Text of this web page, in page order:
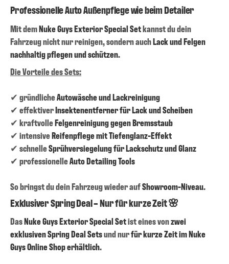
Professionelle Auto Außenpflege wie beim Detailer
Mit demNuke Guys Exterior Special Setkannst du dein
Fahrzeug nicht nur reinigen, sondern auchLack und Felgen
nachhaltig pflegen und schützen.
Die Vorteile des Sets:
✔ gründlicheAutowäsche und Lackreinigung
✔ effektiverInsektenentferner für Lack und Scheiben
✔ kraftvolleFelgenreinigung gegen Bremsstaub
✔ intensiveReifenpflege mit Tiefenglanz-Effekt
✔ schnelleSprühversiegelung für Lackschutz und Glanz
✔ professionelleAuto Detailing Tools
So bringst du dein Fahrzeug wieder aufShowroom-Niveau.
Exklusiver Spring Deal – Nur für kurze Zeit 🌸
DasNuke Guys Exterior Special Setist eines vonzwei
exklusiven Spring Deal Setsund nurfür kurze Zeit im Nuke
Guys Online Shop erhältlich.